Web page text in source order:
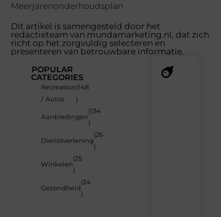
Meerjarenonderhoudsplan
Dit artikel is samengesteld door het
redactieteam van mundamarketing.nl, dat zich
richt op het zorgvuldig selecteren en
presenteren van betrouwbare informatie.
POPULAR
CATEGORIES
Recreation
/ Autos
(148
)
Aanbiedingen
(134
)
Dienstverlening
(26
)
Winkelen
(25
)
Gezondheid
(24
)